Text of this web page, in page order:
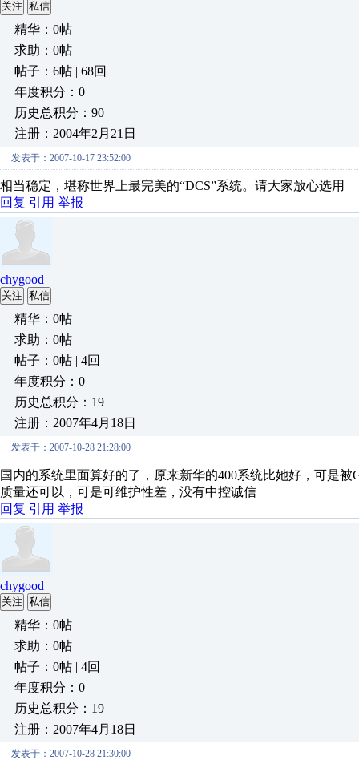
关注 私信
精华：0帖
求助：0帖
帖子：6帖 | 68回
年度积分：0
历史总积分：90
注册：2004年2月21日
发表于：2007-10-17 23:52:00
相当稳定，堪称世界上最完美的“DCS”系统。请大家放心选用
回复 引用 举报
chygood
关注 私信
精华：0帖
求助：0帖
帖子：0帖 | 4回
年度积分：0
历史总积分：19
注册：2007年4月18日
发表于：2007-10-28 21:28:00
国内的系统里面算好的了，原来新华的400系统比她好，可是
质量还可以，可是可维护性差，没有中控诚信
回复 引用 举报
chygood
关注 私信
精华：0帖
求助：0帖
帖子：0帖 | 4回
年度积分：0
历史总积分：19
注册：2007年4月18日
发表于：2007-10-28 21:30:00